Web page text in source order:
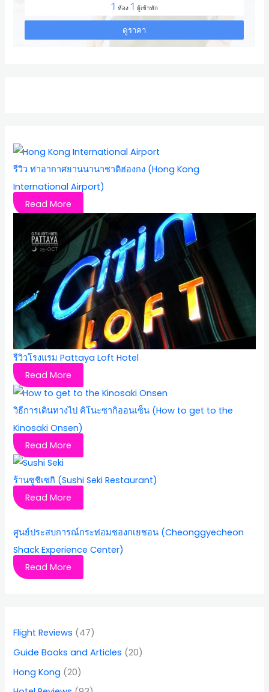
รีวิว ท่าอากาศยานนานาชาติฮ่องกง (Hong Kong
International Airport)
Read More
รีวิวโรงแรม Pattaya Loft Hotel
Read More
วิธีการเดินทางไป คิโนะซากิออนเซ็น (How to get to the
Kinosaki Onsen)
Read More
ร้านซูชิเซกิ (Sushi Seki Restaurant)
Read More
ศูนย์ประสบการณ์กระท่อมชองกเยชอน (Cheonggyecheon
Shack Experience Center)
Read More
Flight Reviews (47)
Guide Books and Articles (20)
Hong Kong (20)